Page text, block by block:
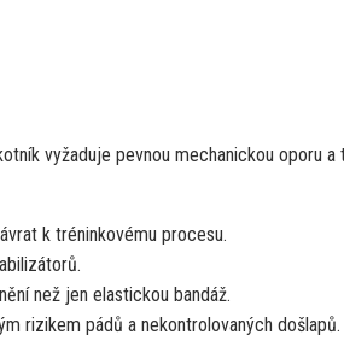
vyžaduje pevnou mechanickou oporu a
k tréninkovému procesu.
než jen elastickou bandáž.
rizikem pádů a nekontrolovaných došlapů.